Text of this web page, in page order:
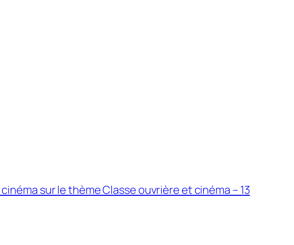
sur le thème Classe ouvrière et cinéma – 13